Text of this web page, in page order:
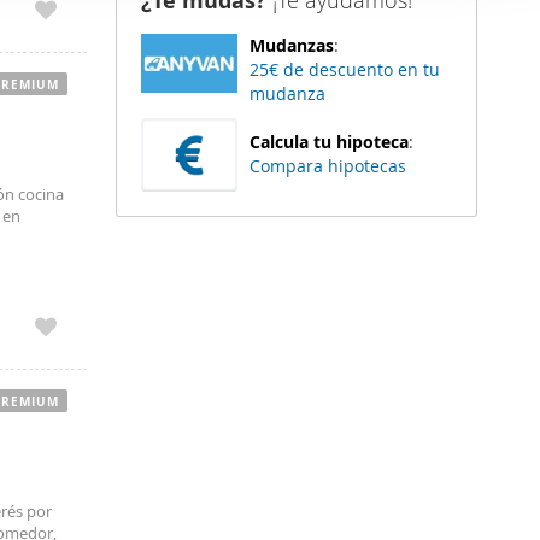
funciones
del
cocina
por
Mudanzas:
25€ de descuento en tu
mudanza
Calcula tu hipoteca:
Compara hipotecas